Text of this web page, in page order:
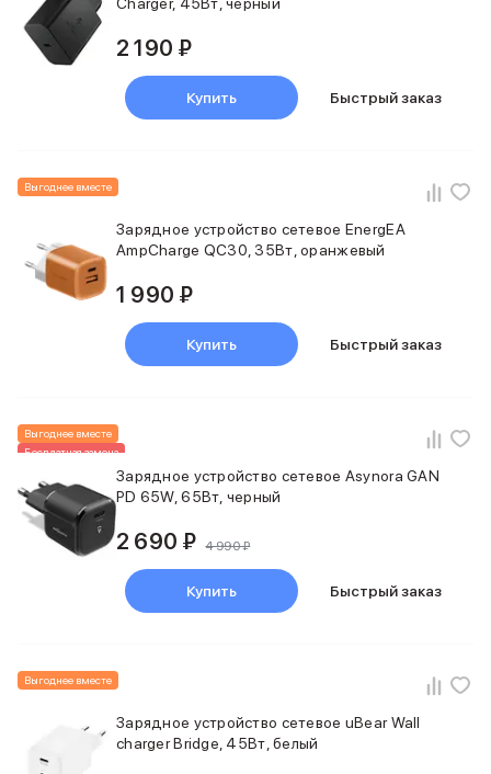
2 190 ₽
Купить Быстрый заказ
Выгоднее вместе
Зарядное устройство сетевое EnergEA
AmpCharge QC30, 35Вт, оранжевый
1 990 ₽
Купить Быстрый заказ
Выгоднее вместе
Бесплатная замена
Зарядное устройство сетевое Asynora GAN
PD 65W, 65Вт, черный
2 690 ₽ 4 990 ₽
Купить Быстрый заказ
Выгоднее вместе
Зарядное устройство сетевое uBear Wall
charger Bridge, 45Вт, белый